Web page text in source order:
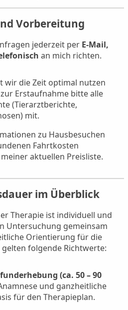
Vorbereitung
jederzeit per E-Mail,
an mich richten.
wir die Zeit optimal nutzen
Erstaufnahme bitte alle
(Tierarztberichte,
mit.
zu Hausbesuchen
Fahrtkosten
aktuellen Preisliste.
im Überblick
Therapie ist individuell und
Untersuchung gemeinsam
Orientierung für die
folgende Richtwerte:
(ca. 50 – 90
und ganzheitliche
für den Therapieplan.